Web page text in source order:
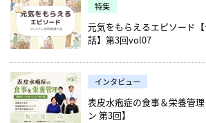
特集
元気をもらえるエピソード
話】第3回vol07
インタビュー
表皮水疱症の食事＆栄養管
ン 第3回】